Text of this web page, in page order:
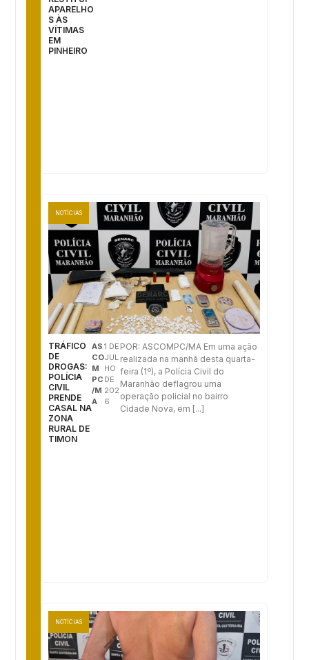
APARELHO
S ÀS
VÍTIMAS
EM
PINHEIRO
NOTÍCIAS
TRÁFICO
DE
DROGAS:
POLÍCIA
CIVIL
PRENDE
CASAL NA
ZONA
RURAL DE
TIMON
AS
CO
M
PC
/M
A
1 DE
JUL
HO
DE
202
6
POR: ASCOMPC/MA Em uma ação
realizada na manhã desta quarta-
feira (1º), a Polícia Civil do
Maranhão deflagrou uma
operação policial no bairro
Cidade Nova, em [...]
NOTÍCIAS